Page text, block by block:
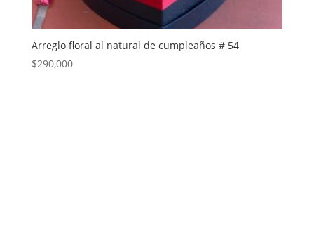
Arreglo floral al natural de cumpleaños # 54
$290,000